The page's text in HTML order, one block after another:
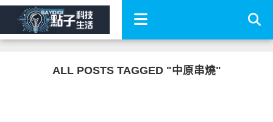
ALL POSTS TAGGED "中原串燒"